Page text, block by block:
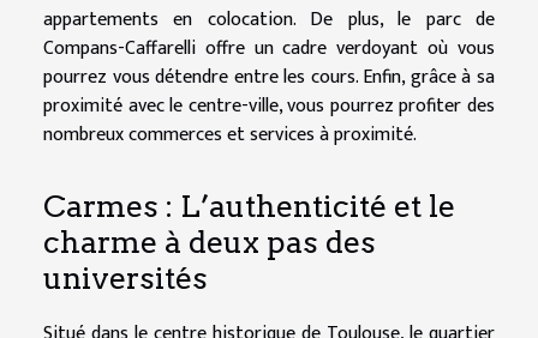
appartements en colocation. De plus, le parc de
Compans-Caffarelli offre un cadre verdoyant où vous
pourrez vous détendre entre les cours. Enfin, grâce à sa
proximité avec le centre-ville, vous pourrez profiter des
nombreux commerces et services à proximité.
Carmes : L’authenticité et le
charme à deux pas des
universités